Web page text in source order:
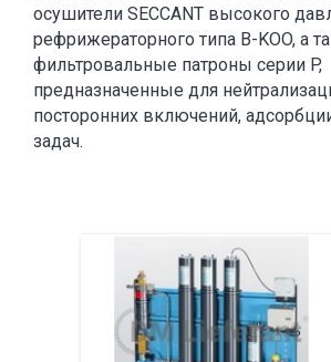
осушители SECCANT высокого
рефрижераторного типа B-KOO, а
фильтровальные патроны серии P,
предназначенные для
посторонних включений,
задач.